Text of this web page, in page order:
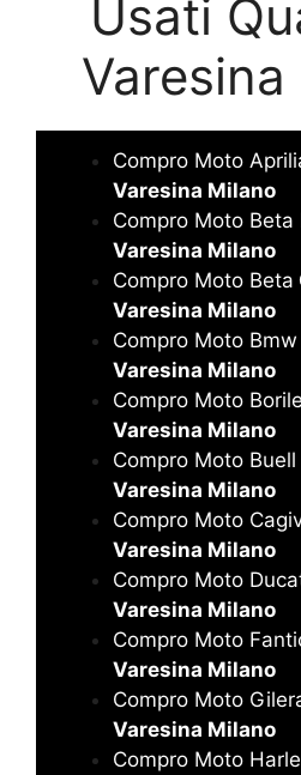
Usati
Compro Moto
Varesina Milano
Compro Moto Beta
Varesina Milano
Compro Moto Beta
Varesina Milano
Compro Moto Bmw
Varesina Milano
Compro Moto Borile
Varesina Milano
Compro Moto Buell
Varesina Milano
Compro Moto
Varesina Milano
Compro Moto
Varesina Milano
Compro Moto
Varesina Milano
Compro Moto
Varesina Milano
Compro Moto